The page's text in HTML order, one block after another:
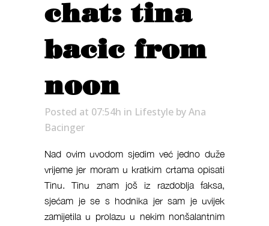
chat: tina
bacic from
noon
Posted at 07:54h in Lifestyle byAna
Bacinger
Nad ovim uvodom sjedim već jedno duže
vrijeme jer moram u kratkim crtama opisati
Tinu. Tinu znam još iz razdoblja faksa,
sjećam je se s hodnika jer sam je uvijek
zamijetila u prolazu u nekim nonšalantnim